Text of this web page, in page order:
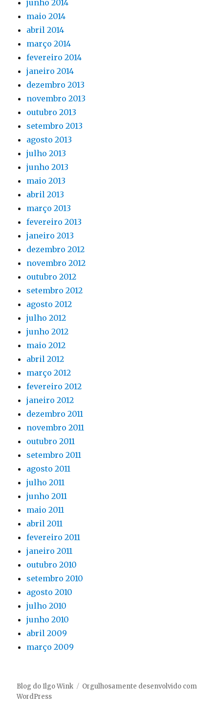
junho 2014
maio 2014
abril 2014
março 2014
fevereiro 2014
janeiro 2014
dezembro 2013
novembro 2013
outubro 2013
setembro 2013
agosto 2013
julho 2013
junho 2013
maio 2013
abril 2013
março 2013
fevereiro 2013
janeiro 2013
dezembro 2012
novembro 2012
outubro 2012
setembro 2012
agosto 2012
julho 2012
junho 2012
maio 2012
abril 2012
março 2012
fevereiro 2012
janeiro 2012
dezembro 2011
novembro 2011
outubro 2011
setembro 2011
agosto 2011
julho 2011
junho 2011
maio 2011
abril 2011
fevereiro 2011
janeiro 2011
outubro 2010
setembro 2010
agosto 2010
julho 2010
junho 2010
abril 2009
março 2009
Blog do Ilgo Wink
Orgulhosamente desenvolvido com
WordPress